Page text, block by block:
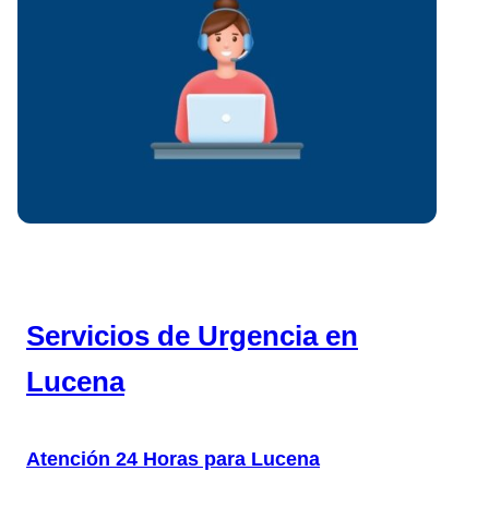
Servicios de Urgencia en
Lucena
Atención 24 Horas para Lucena